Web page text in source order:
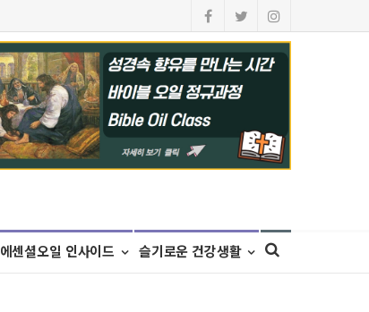
에센셜오일 인사이드 슬기로운 건강생활